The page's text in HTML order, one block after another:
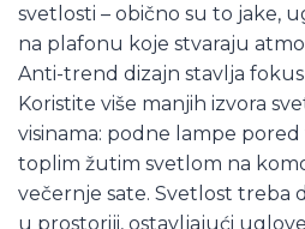
svetlosti – obično su to jake,
na plafonu koje stvaraju
Anti-trend dizajn stavlja
Koristite više manjih izvora
visinama: podne lampe
toplim žutim svetlom na
večernje sate. Svetlost treba
u prostoriji, ostavljajući